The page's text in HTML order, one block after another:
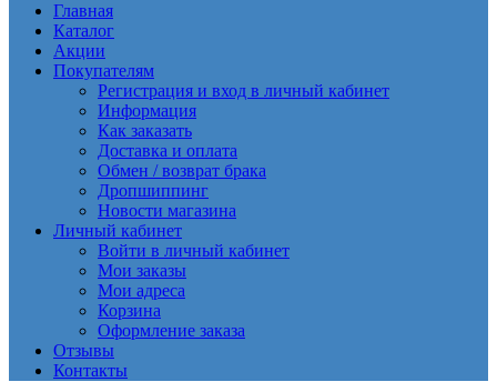
Главная
Каталог
Акции
Покупателям
Регистрация и вход в личный кабинет
Информация
Как заказать
Доставка и оплата
Обмен / возврат брака
Дропшиппинг
Новости магазина
Личный кабинет
Войти в личный кабинет
Мои заказы
Мои адреса
Корзина
Оформление заказа
Отзывы
Контакты